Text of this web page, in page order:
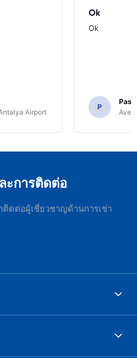
Airport
Ok
Ok
P
Avec
ะการติดต่อ
ดต่อผู้เชี่ยวชาญด้านการเช่า